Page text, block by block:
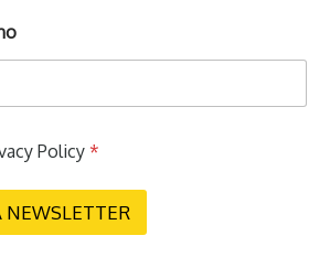
Policy*
NEWSLETTER